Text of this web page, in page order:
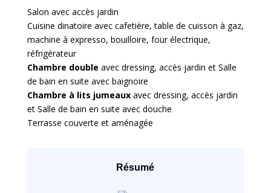
Salon avec accès jardin
Cuisine dinatoire avec cafetière, table de cuisson à gaz,
machine à expresso, bouilloire, four électrique,
réfrigérateur
Chambre double avec dressing, accès jardin et Salle
de bain en suite avec baignoire
Chambre à lits jumeauxavec dressing, accès jardin
et Salle de bain en suite avec douche
Terrasse couverte et aménagée
Résumé